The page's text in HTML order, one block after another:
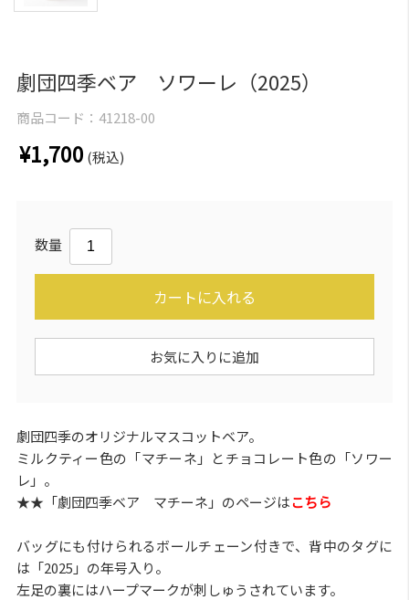
劇団四季ベア ソワーレ（2025）
商品コード： 41218-00
¥1,700 (税込)
数量
カートに入れる
お気に入りに追加
劇団四季のオリジナルマスコットベア。
ミルクティー色の「マチーネ」とチョコレート色の「ソワー
レ」。
★★「劇団四季ベア マチーネ」のページはこちら
バッグにも付けられるボールチェーン付きで、背中のタグに
は「2025」の年号入り。
左足の裏にはハープマークが刺しゅうされています。